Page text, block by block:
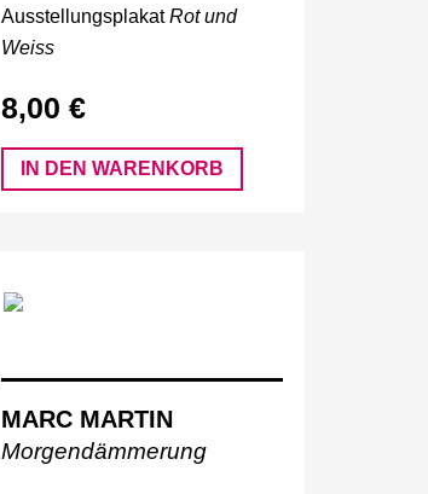
AusstellungsplakatRot und
Weiss
8,00 €
IN DEN WARENKORB
MARC MARTIN
Morgendämmerung